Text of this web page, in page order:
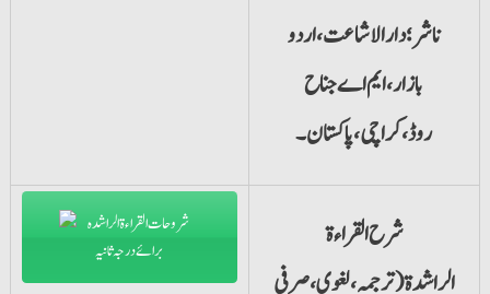
ناشر؛دارالاشاعت،اردو
بازار،ایم اے جناح
روڈ،کراچی،پاکستان۔
شرح القراءۃ
الراشدۃ(ترجمہ،لغوی،صرفی